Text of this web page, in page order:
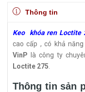
Thông tin
Keo khóa ren Loctite
cao cấp , có khả
VinP là công ty
Loctite 275
Thông tin sản